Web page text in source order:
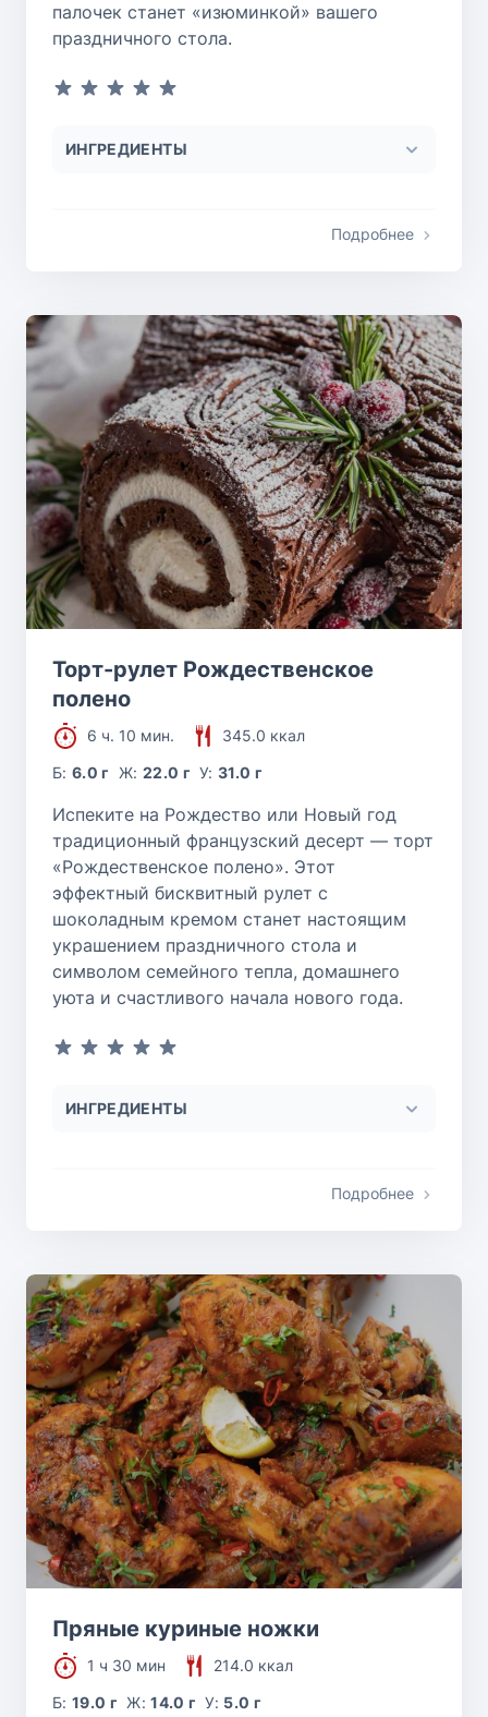
палочек станет «изюминкой» вашего
праздничного стола.
ИНГРЕДИЕНТЫ
Подробнее
Торт-рулет Рождественское
полено
6 ч. 10 мин.
345.0 ккал
Б:6.0 г Ж: 22.0 г У:31.0 г
Испеките на Рождество или Новый год
традиционный французский десерт — торт
«Рождественское полено». Этот
эффектный бисквитный рулет с
шоколадным кремом станет настоящим
украшением праздничного стола и
символом семейного тепла, домашнего
уюта и счастливого начала нового года.
ИНГРЕДИЕНТЫ
Подробнее
Пряные куриные ножки
1 ч 30 мин
214.0 ккал
Б:19.0 г Ж:14.0 г У: 5.0 г